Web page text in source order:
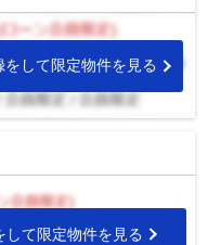
をして限定物件を見る
して限定物件を見る